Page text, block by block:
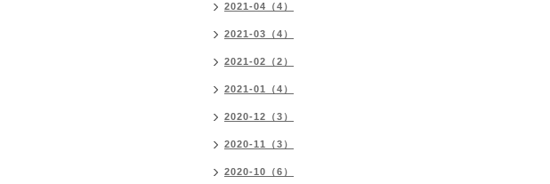
2021-04（4）
2021-03（4）
2021-02（2）
2021-01（4）
2020-12（3）
2020-11（3）
2020-10（6）